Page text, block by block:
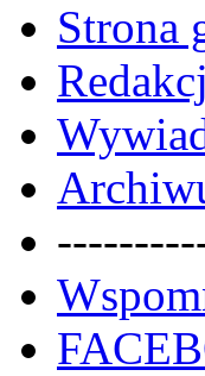
Strona